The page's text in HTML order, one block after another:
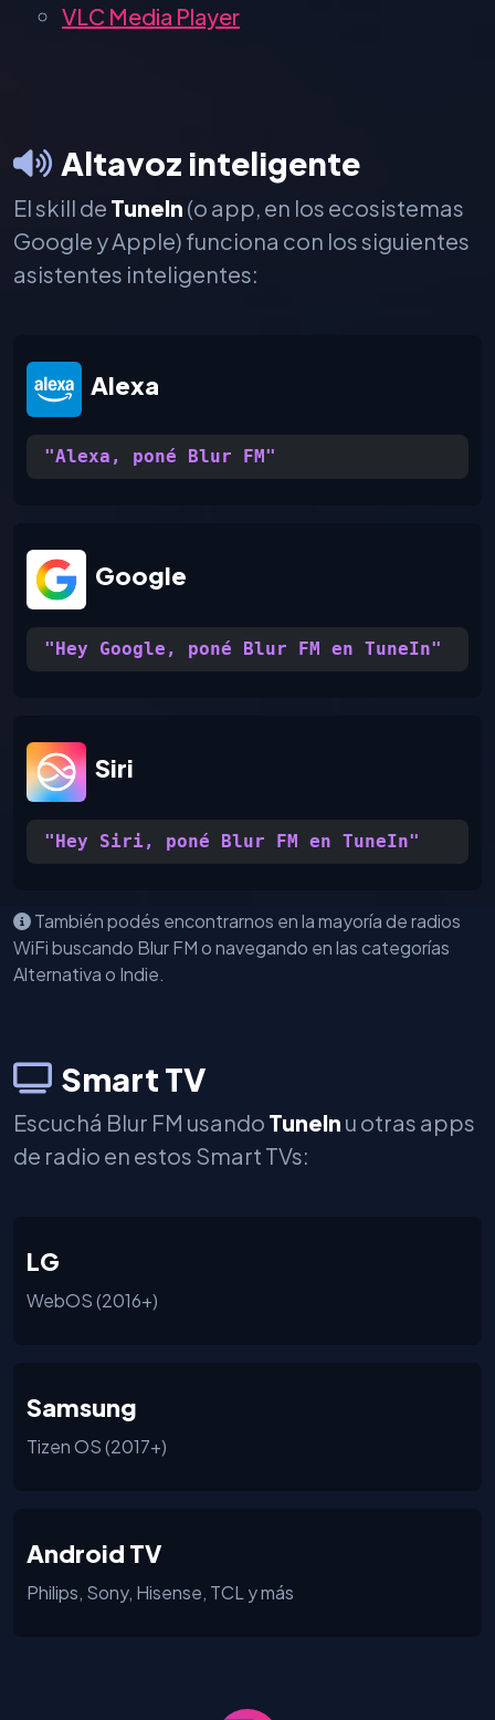
VLC Media Player
Altavoz inteligente
El skill de TuneIn (o app, en los ecosistemas
Google y Apple) funciona con los siguientes
asistentes inteligentes:
Alexa
"Alexa, poné Blur FM"
Google
"Hey Google, poné Blur FM en TuneIn"
Siri
"Hey Siri, poné Blur FM en TuneIn"
También podés encontrarnos en la mayoría de radios
WiFi buscando Blur FM o navegando en las categorías
Alternativa o Indie.
Smart TV
Escuchá Blur FM usando TuneIn u otras apps
de radio en estos Smart TVs:
LG
WebOS (2016+)
Samsung
Tizen OS (2017+)
Android TV
Philips, Sony, Hisense, TCL y más